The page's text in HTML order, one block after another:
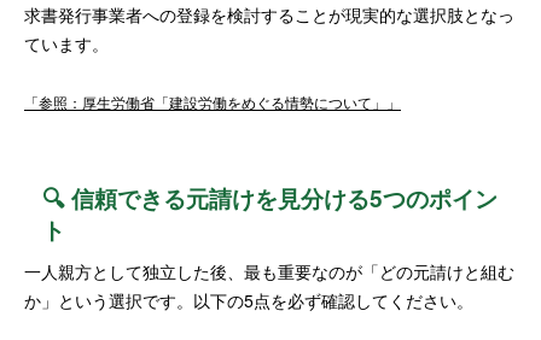
求書発行事業者への登録を検討することが現実的な選択肢となっ
ています。
「参照：厚生労働省「建設労働をめぐる情勢について」」
🔍 信頼できる元請けを見分ける5つのポイン
ト
一人親方として独立した後、最も重要なのが「どの元請けと組む
か」という選択です。以下の5点を必ず確認してください。